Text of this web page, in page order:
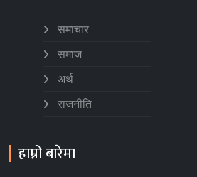
समाचार
समाज
अर्थ
राजनीति
हाम्रो बारेमा